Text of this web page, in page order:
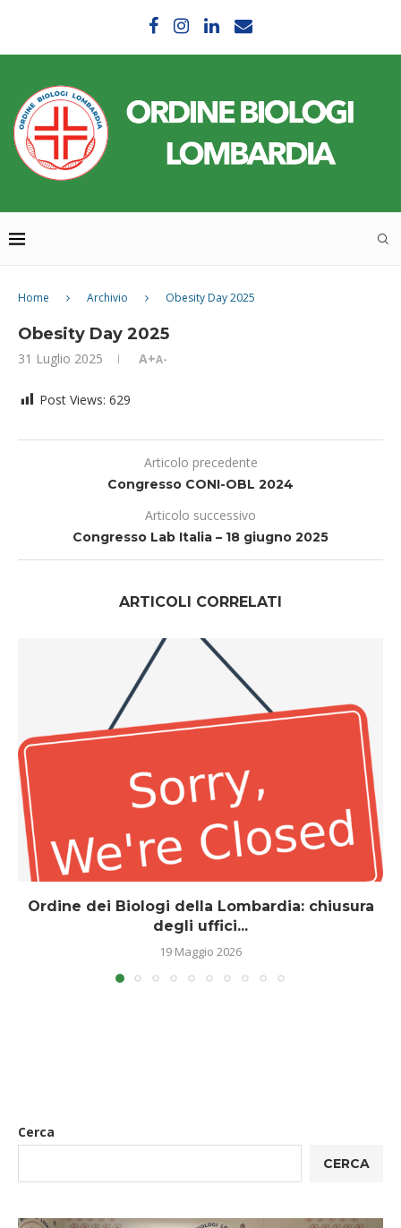
Home Archivio Obesity Day 2025
Obesity Day 2025
31 Luglio 2025 A+A-
Post Views: 629
Articolo precedente
Congresso CONI-OBL 2024
Articolo successivo
Congresso Lab Italia – 18 giugno 2025
ARTICOLI CORRELATI
Ordine dei Biologi della Lombardia: chiusura
degli uffici...
19 Maggio 2026
Cerca
CERCA